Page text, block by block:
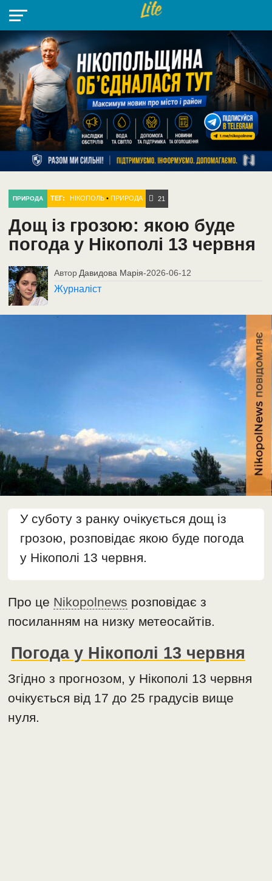
НІКОПОЛЬ
РАЙОН
СІЧЕСЛАВСЬКА
УКРАЇНА
РЕТРО
НІКОПОЛЬ
ЛАЙТ
УКРАЇНА
ДОПОМОГА
РАДІО
ПРИРОДА ТЕГ: НІКОПОЛЬ• ПРИРОДА 21
Дощ із грозою: якою буде
погода у Нікополі 13 червня
Автор Давидова Марія-2026-06-12
Журналіст
У суботу з ранку очікується дощ із
грозою, розповідає якою буде погода
у Нікополі 13 червня.
Про це Nikopolnews розповідає з
посиланням на низку метеосайтів.
Погода у Нікополі 13 червня
Згідно з прогнозом, у Нікополі 13 червня
очікується від 17 до 25 градусів вище
нуля.